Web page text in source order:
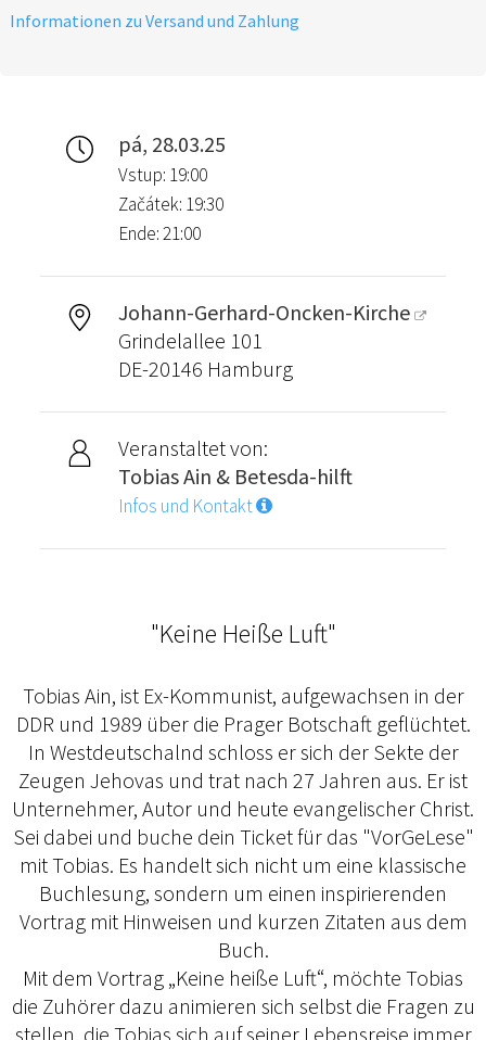
Informationen zu Versand und Zahlung
pá, 28.03.25
Vstup: 19:00
Začátek: 19:30
Ende: 21:00
Johann-Gerhard-Oncken-Kirche
Grindelallee 101
DE-20146 Hamburg
Veranstaltet von:
Tobias Ain & Betesda-hilft
Infos und Kontakt
"Keine Heiße Luft"
Tobias Ain, ist Ex-Kommunist, aufgewachsen in der
DDR und 1989 über die Prager Botschaft geflüchtet.
In Westdeutschalnd schloss er sich der Sekte der
Zeugen Jehovas und trat nach 27 Jahren aus. Er ist
Unternehmer, Autor und heute evangelischer Christ.
Sei dabei und buche dein Ticket für das "VorGeLese"
mit Tobias. Es handelt sich nicht um eine klassische
Buchlesung, sondern um einen inspirierenden
Vortrag mit Hinweisen und kurzen Zitaten aus dem
Buch.
Mit dem Vortrag „Keine heiße Luft“, möchte Tobias
die Zuhörer dazu animieren sich selbst die Fragen zu
stellen, die Tobias sich auf seiner Lebensreise immer